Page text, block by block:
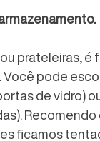
prateleiras,
Você pode
de vidro)
ficamos